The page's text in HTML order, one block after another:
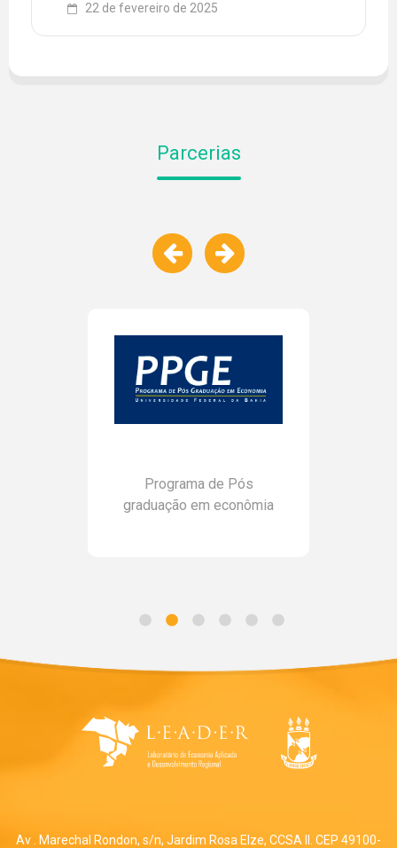
22 de fevereiro de 2025
Parcerias
Programa de Pós
graduação em econômia
Av . Marechal Rondon, s/n, Jardim Rosa Elze, CCSA II. CEP 49100-